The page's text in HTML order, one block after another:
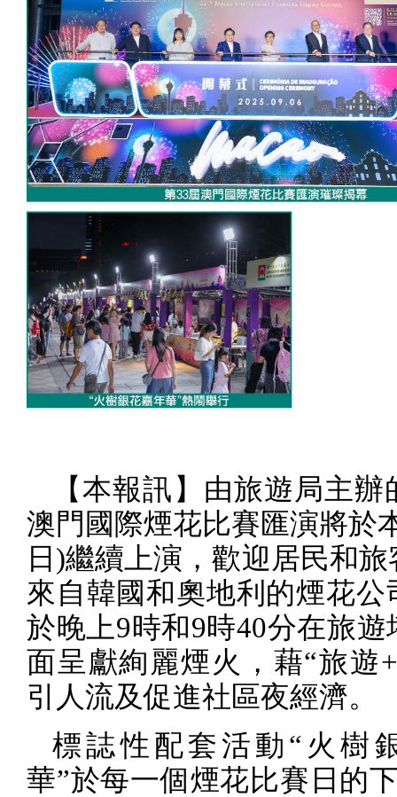
【本報訊】由旅遊局主辦
澳門國際煙花比賽匯演將於
日 )繼續上演，歡迎居民和旅
來自韓國和奧地利的煙花公
於晚上9時和9時40分在旅遊
面呈獻絢麗煙火，藉“旅遊+
引人流及促進社區夜經濟。
標誌性配套活動“火樹
華”於每一個煙花比賽日的